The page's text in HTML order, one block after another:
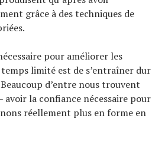
grâce à des techniques de
pour améliorer les
limité est de s’entraîner dur
d’entre nous trouvent
avoir la confiance nécessaire pour
réellement plus en forme en